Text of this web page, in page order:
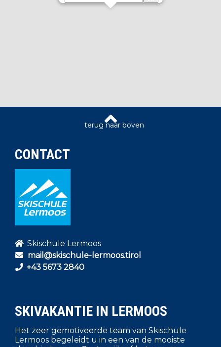
CONTACT
Skischule Lermoos
mail@skischule-lermoos.tirol
+43 5673 2840
SKIVAKANTIE IN LERMOOS
Het zeer gemotiveerde team van Skischule
Lermoos begeleidt u in een van de mooiste